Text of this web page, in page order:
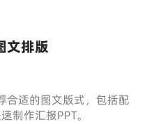
文排版
合适的图文版式，包括配
制作汇报PPT。